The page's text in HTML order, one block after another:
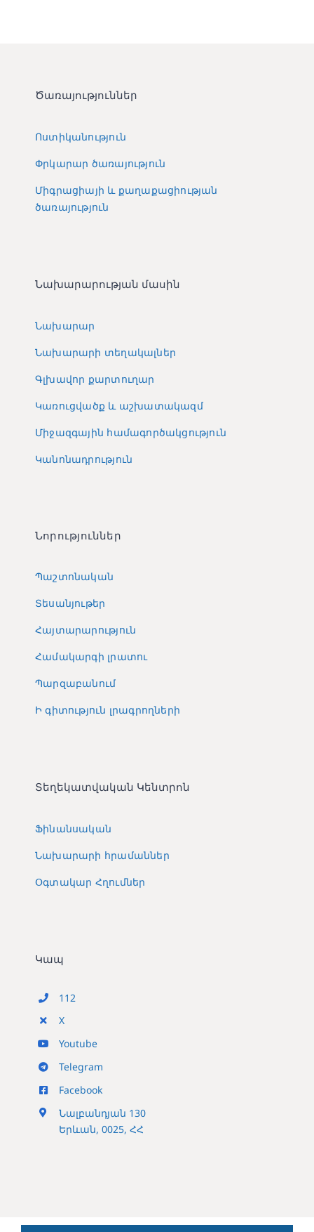
Ծառայություններ
Ոստիկանություն
Փրկարար ծառայություն
Միգրացիայի և քաղաքացիության
ծառայություն
Նախարարության մասին
Նախարար
Նախարարի տեղակալներ
Գլխավոր քարտուղար
Կառուցվածք և աշխատակազմ
Միջազգային համագործակցություն
Կանոնադրություն
Նորություններ
Պաշտոնական
Տեսանյութեր
Հայտարարություն
Համակարգի լրատու
Պարզաբանում
Ի գիտություն լրագրողների
Տեղեկատվական Կենտրոն
Ֆինանսական
Նախարարի հրամաններ
Օգտակար Հղումներ
Կապ
112
X
Youtube
Telegram
Facebook
Նալբանդյան 130
Երևան, 0025, ՀՀ